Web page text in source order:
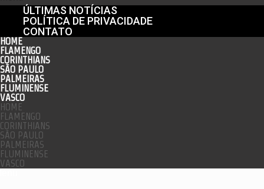
ÚLTIMAS NOTÍCIAS
POLÍTICA DE PRIVACIDADE
CONTATO
HOME
FLAMENGO
CORINTHIANS
SÃO PAULO
PALMEIRAS
FLUMINENSE
VASCO
HOME
FLAMENGO
CORINTHIANS
SÃO PAULO
PALMEIRAS
FLUMINENSE
VASCO